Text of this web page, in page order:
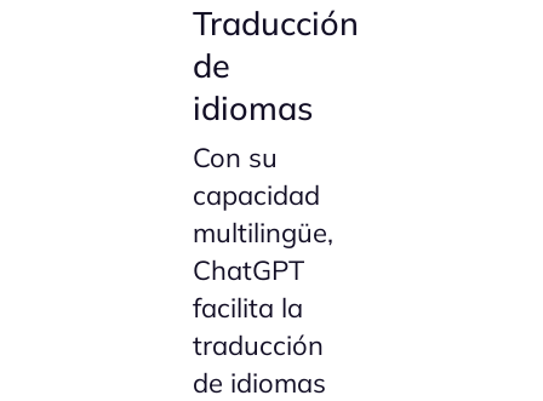
Traducción
de
idiomas
Con su
capacidad
multilingüe,
ChatGPT
facilita la
traducción
de idiomas